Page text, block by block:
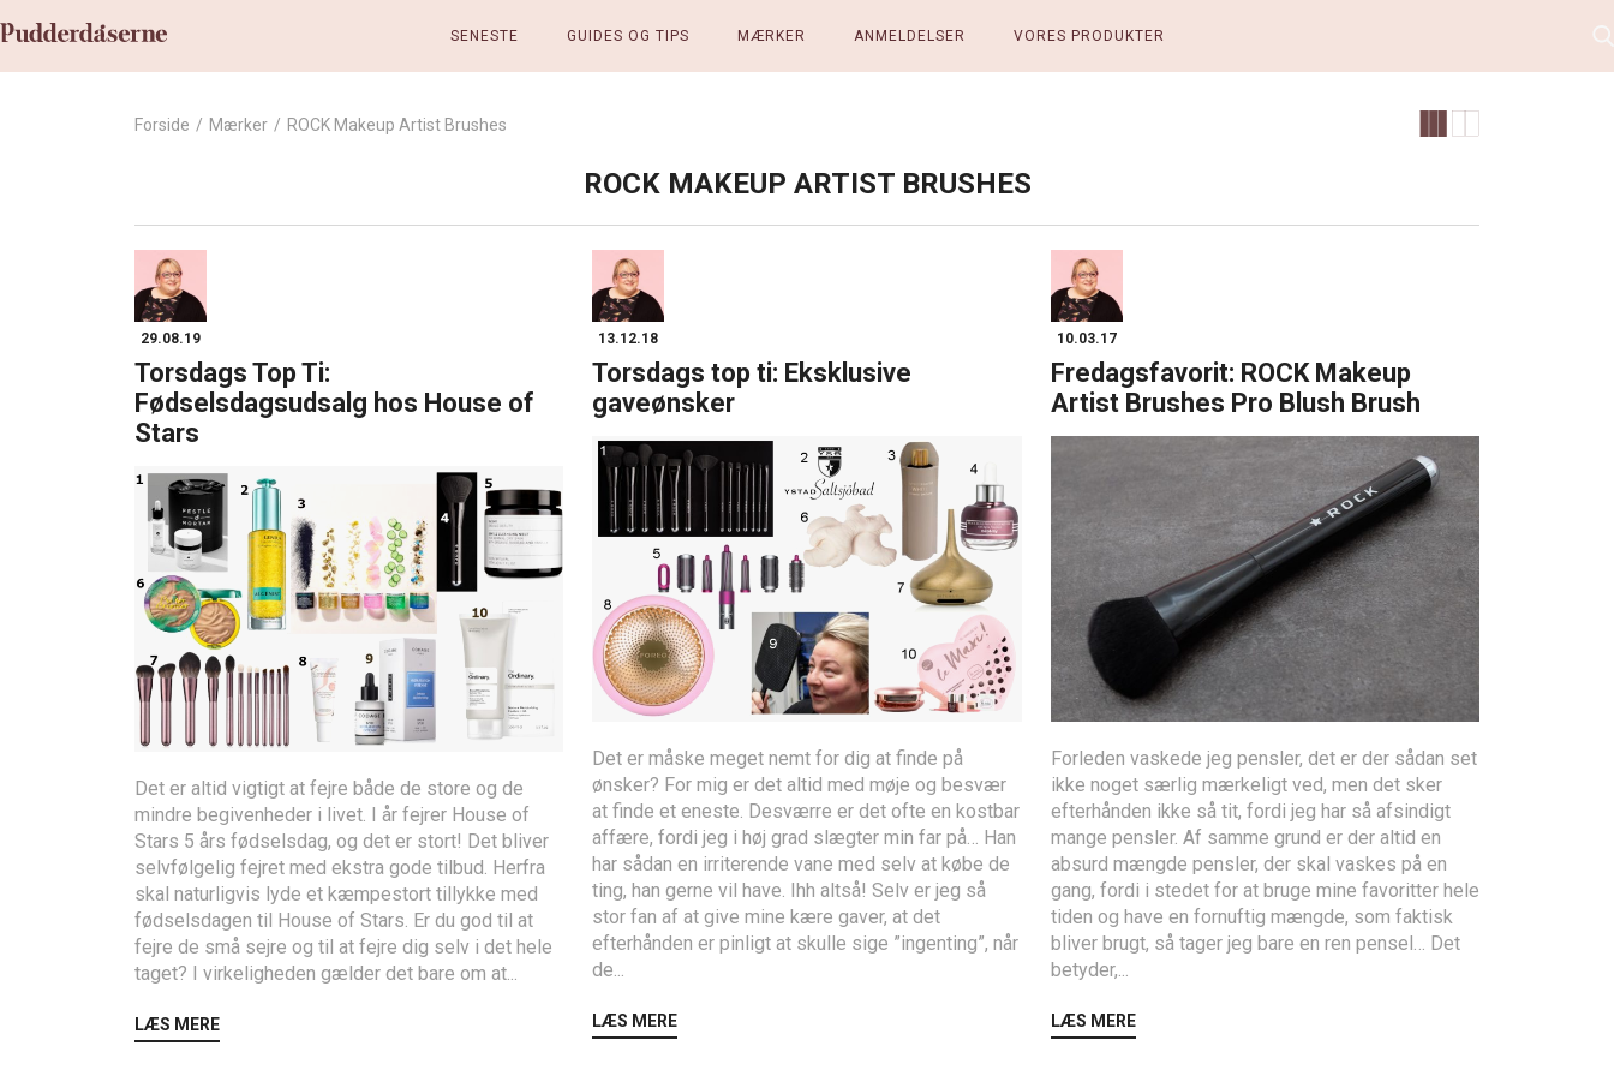
SENESTE GUIDES OG TIPS MÆRKER ANMELDELSER VORES PRODUKTER
Forside / Mærker / ROCK Makeup Artist Brushes
ROCK MAKEUP ARTIST BRUSHES
29.08.19
Torsdags Top Ti:
Fødselsdagsudsalg hos House of
Stars
Det er altid vigtigt at fejre både de store og de
mindre begivenheder i livet. I år fejrer House of
Stars 5 års fødselsdag, og det er stort! Det bliver
selvfølgelig fejret med ekstra gode tilbud. Herfra
skal naturligvis lyde et kæmpestort tillykke med
fødselsdagen til House of Stars. Er du god til at
fejre de små sejre og til at fejre dig selv i det hele
taget? I virkeligheden gælder det bare om at...
LÆS MERE
13.12.18
Torsdags top ti: Eksklusive
gaveønsker
Det er måske meget nemt for dig at finde på
ønsker? For mig er det altid med møje og besvær
at finde et eneste. Desværre er det ofte en kostbar
affære, fordi jeg i høj grad slægter min far på… Han
har sådan en irriterende vane med selv at købe de
ting, han gerne vil have. Ihh altså! Selv er jeg så
stor fan af at give mine kære gaver, at det
efterhånden er pinligt at skulle sige ”ingenting”, når
de...
LÆS MERE
10.03.17
Fredagsfavorit: ROCK Makeup
Artist Brushes Pro Blush Brush
Forleden vaskede jeg pensler, det er der sådan set
ikke noget særlig mærkeligt ved, men det sker
efterhånden ikke så tit, fordi jeg har så afsindigt
mange pensler. Af samme grund er der altid en
absurd mængde pensler, der skal vaskes på en
gang, fordi i stedet for at bruge mine favoritter hele
tiden og have en fornuftig mængde, som faktisk
bliver brugt, så tager jeg bare en ren pensel… Det
betyder,...
LÆS MERE